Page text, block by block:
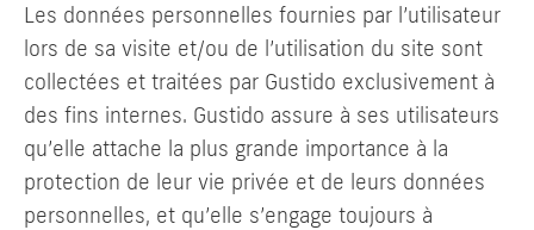
Les données personnelles fournies par l’utilisateur
lors de sa visite et/ou de l’utilisation du site sont
collectées et traitées par Gustido exclusivement à
des fins internes. Gustido assure à ses utilisateurs
qu’elle attache la plus grande importance à la
protection de leur vie privée et de leurs données
personnelles, et qu’elle s’engage toujours à